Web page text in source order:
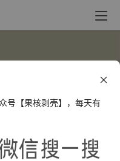
号【果核剥壳】，每天有